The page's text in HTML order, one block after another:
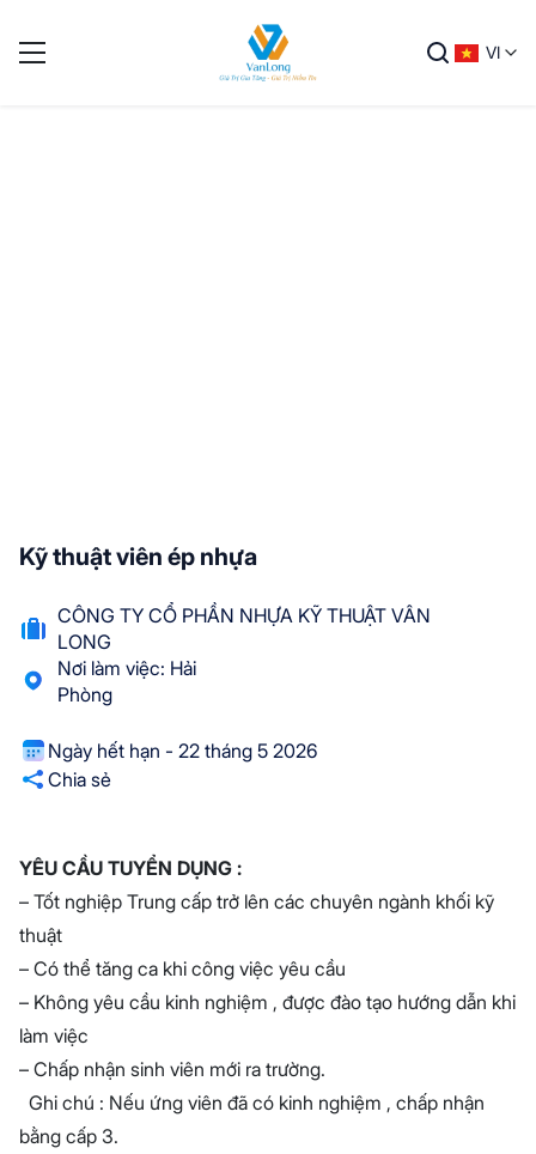
VI
Kỹ thuật viên ép nhựa
CÔNG TY CỔ PHẦN NHỰA KỸ THUẬT VÂN
LONG
Nơi làm việc: Hải
Phòng
Ngày hết hạn - 22 tháng 5 2026
Chia sẻ
YÊU CẦU TUYỂN DỤNG :
– Tốt nghiệp Trung cấp trở lên các chuyên ngành khối kỹ
thuật
– Có thể tăng ca khi công việc yêu cầu
– Không yêu cầu kinh nghiệm , được đào tạo hướng dẫn khi
làm việc
– Chấp nhận sinh viên mới ra trường.
Ghi chú : Nếu ứng viên đã có kinh nghiệm , chấp nhận
bằng cấp 3.